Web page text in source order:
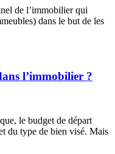
de l’immobilier qui
dans le but de les
l’immobilier ?
le budget de départ
du type de bien visé. Mais